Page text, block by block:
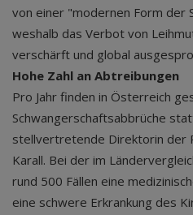
von einer "modernen Form der
weshalb das Verbot von
verschärft und global
Hohe Zahl an Abtreibungen
Pro Jahr finden in Österreich
Schwangerschaftsabbrüche
stellvertretende Direktorin der
Karall. Bei der im
rund 500 Fällen eine
eine schwere Erkrankung des